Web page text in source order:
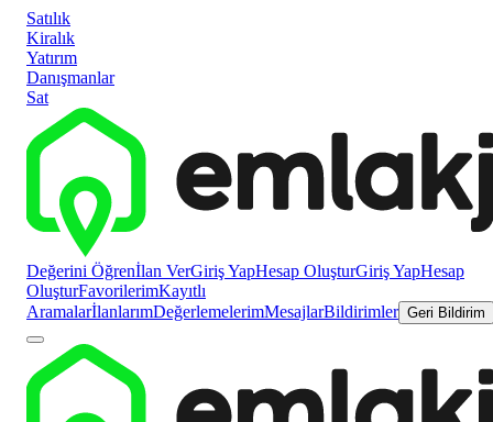
Satılık
Kiralık
Yatırım
Danışmanlar
Sat
Değerini Öğrenİlan VerGiriş YapHesap OluşturGiriş YapHesap
OluşturFavorilerimKayıtlı
AramalarİlanlarımDeğerlemelerimMesajlarBildirimler Geri Bildirim